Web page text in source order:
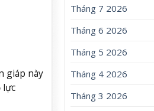
giáp này
lực
Tháng 7 2026
Tháng 6 2026
Tháng 5 2026
Tháng 4 2026
Tháng 3 2026